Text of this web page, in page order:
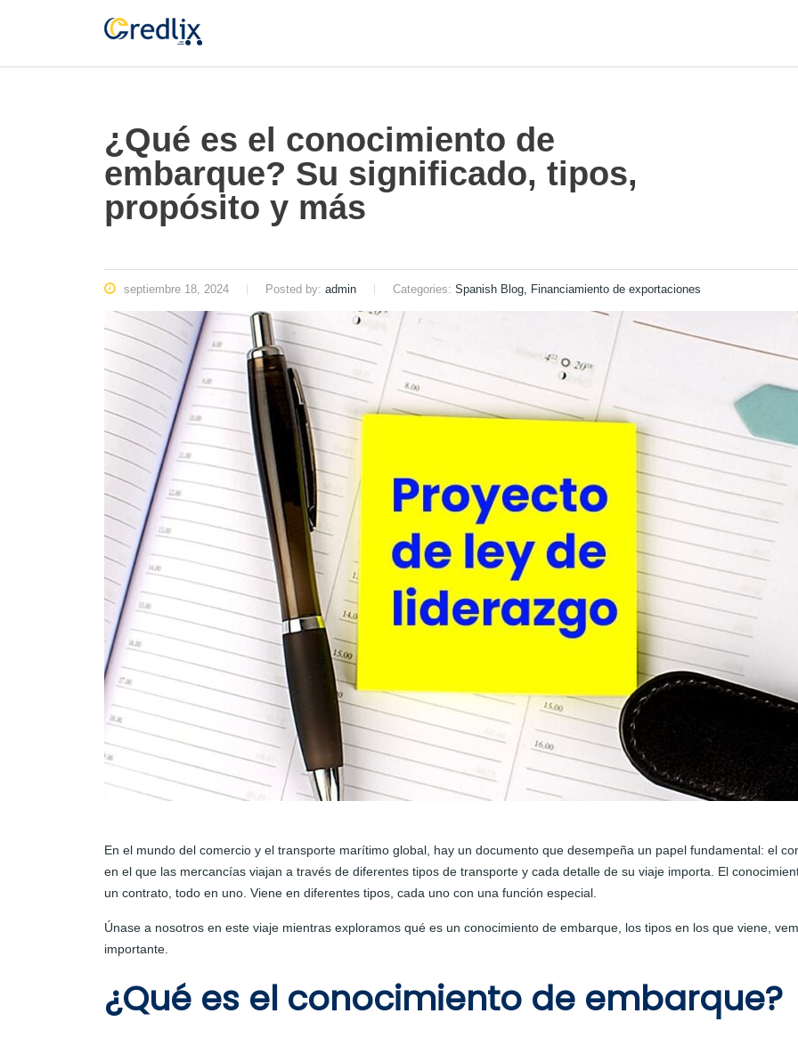
¿Qué es el conocimiento de
embarque? Su significado, tipos,
propósito y más
septiembre 18, 2024 Posted by: admin Categories: Spanish Blog, Financiamiento de exportaciones
En el mundo del comercio y el transporte marítimo global, hay un documento que desempeña un papel fundamental: el
en el que las mercancías viajan a través de diferentes tipos de transporte y cada detalle de su viaje importa. El
un contrato, todo en uno. Viene en diferentes tipos, cada uno con una función especial.
Únase a nosotros en este viaje mientras exploramos qué es un conocimiento de embarque, los tipos en los que viene,
importante.
¿Qué es el conocimiento de embarque?